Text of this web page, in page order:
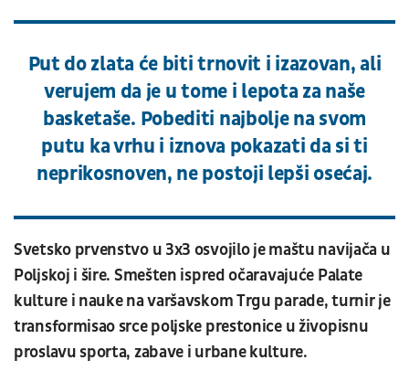
Put do zlata će biti trnovit i izazovan, ali
verujem da je u tome i lepota za naše
basketaše. Pobediti najbolje na svom
putu ka vrhu i iznova pokazati da si ti
neprikosnoven, ne postoji lepši osećaj.
Svetsko prvenstvo u 3x3 osvojilo je maštu navijača u
Poljskoj i šire. Smešten ispred očaravajuće Palate
kulture i nauke na varšavskom Trgu parade, turnir je
transformisao srce poljske prestonice u živopisnu
proslavu sporta, zabave i urbane kulture.